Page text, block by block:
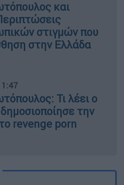
και
στιγμών που
στην Ελλάδα
Τι λέει ο
την
revenge porn